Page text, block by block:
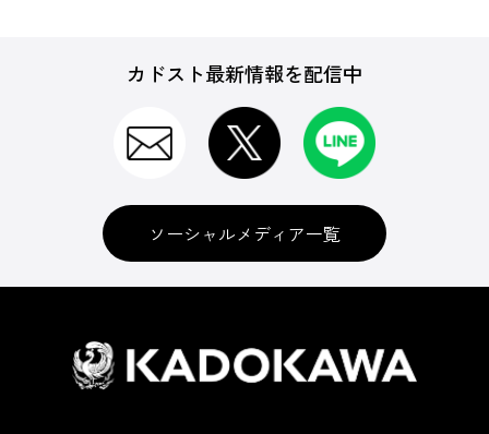
カドスト最新情報を配信中
ソーシャルメディア一覧